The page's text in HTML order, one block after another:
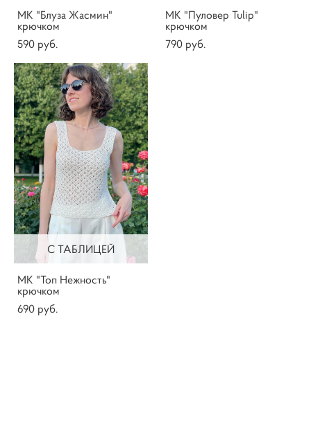
МК "Блуза Жасмин"
крючком
590 pуб.
МК "Пуловер Tulip"
крючком
790 pуб.
С ТАБЛИЦЕЙ
МК "Топ Нежность"
крючком
690 pуб.